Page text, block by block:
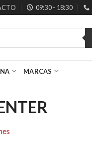
MAYORISTAS09:30 - 18:30
MARCAS